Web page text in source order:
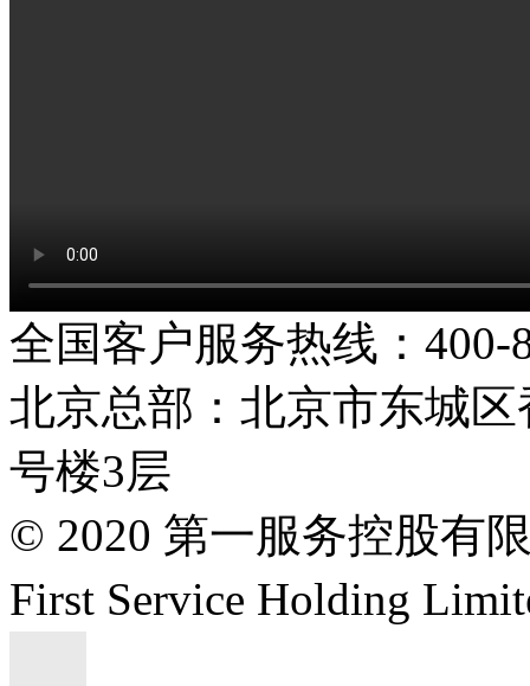
全国客户服务热线：400-
北京总部：北京市东城
号楼3层
© 2020 第一服务控股有
First Service Holding